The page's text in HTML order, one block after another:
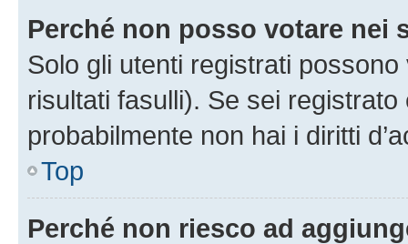
Perché non posso votare nei
Solo gli utenti registrati
risultati fasulli). Se sei
probabilmente non hai i diritti
Top
Perché non riesco ad